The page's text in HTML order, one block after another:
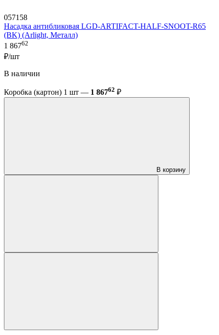
057158
Насадка антибликовая LGD-ARTIFACT-HALF-SNOOT-R65
(BK) (Arlight, Металл)
1 86762
₽/шт
В наличии
Коробка (картон) 1 шт — 1 86762 ₽
В корзину